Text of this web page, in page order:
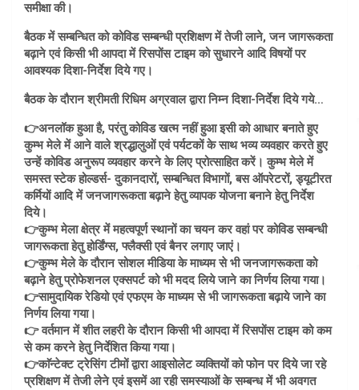
समीक्षा की।
बैठक में सम्बन्धित को कोविड सम्बन्धी प्रशिक्षण में तेजी लाने, जन जागरूकता
बढ़ाने एवं किसी भी आपदा में रिसपोंस टाइम को सुधारने आदि विषयों पर
आवश्यक दिशा-निर्देश दिये गए।
बैठक के दौरान श्रीमती रिधिम अग्रवाल द्वारा निम्न दिशा-निर्देश दिये गये…
👉अनलॉक हुआ है, परंतु कोविड खत्म नहीं हुआ इसी को आधार बनाते हुए
कुम्भ मेले में आने वाले श्रद्धालुओं एवं पर्यटकों के साथ भव्य व्यवहार करते हुए
उन्हें कोविड अनुरूप व्यवहार करने के लिए प्रोत्साहित करें। कुम्भ मेले में
समस्त स्टेक होल्डर्स- दुकानदारों, सम्बन्धित विभागों, बस ऑपरेटरों, ड्यूटीरत
कर्मियों आदि में जनजागरूकता बढ़ाने हेतु व्यापक योजना बनाने हेतु निर्देश
दिये।
👉कुम्भ मेला क्षेत्र में महत्वपूर्ण स्थानों का चयन कर वहां पर कोविड सम्बन्धी
जागरूकता हेतु होर्डिंग्स, फ्लैक्सी एवं बैनर लगाए जाएं।
👉कुम्भ मेले के दौरान सोशल मीडिया के माध्यम से भी जनजागरूकता को
बढ़ाने हेतु प्रोफेशनल एक्सपर्ट को भी मदद लिये जाने का निर्णय लिया गया।
👉सामुदायिक रेडियो एवं एफएम के माध्यम से भी जागरूकता बढ़ाये जाने का
निर्णय लिया गया।
👉 वर्तमान में शीत लहरी के दौरान किसी भी आपदा में रिसपोंस टाइम को कम
से कम करने हेतु निर्देशित किया गया।
👉काॅन्टेक्ट ट्रेसिंग टीमों द्वारा आइसोलेट व्यक्तियों को फोन पर दिये जा रहे
प्रशिक्षण में तेजी लेने एवं इसमें आ रही समस्याओं के सम्बन्ध में भी अवगत